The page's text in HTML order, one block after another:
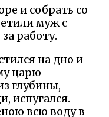
и собрать со
муж с
работу.
на дно и
царю -
глубины,
испугался.
всю воду в